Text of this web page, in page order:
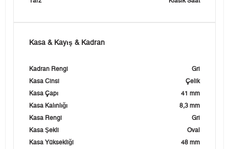
Kasa & Kayış & Kadran
Kadran Rengi
Gri
Kasa Cinsi
Çelik
Kasa Çapı
41 mm
Kasa Kalınlığı
8,3 mm
Kasa Rengi
Gri
Kasa Şekli
Oval
Kasa Yüksekliği
48 mm